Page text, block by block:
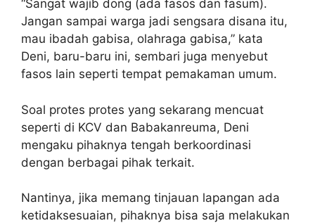
“Sangat wajib dong (ada fasos dan fasum).
Jangan sampai warga jadi sengsara disana itu,
mau ibadah gabisa, olahraga gabisa,” kata
Deni, baru-baru ini, sembari juga menyebut
fasos lain seperti tempat pemakaman umum.
Soal protes protes yang sekarang mencuat
seperti di KCV dan Babakanreuma, Deni
mengaku pihaknya tengah berkoordinasi
dengan berbagai pihak terkait.
Nantinya, jika memang tinjauan lapangan ada
ketidaksesuaian, pihaknya bisa saja melakukan